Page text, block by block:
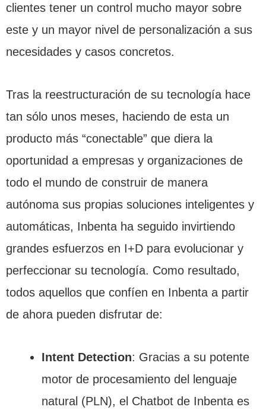
clientes tener un control mucho mayor sobre
este y un mayor nivel de personalización a sus
necesidades y casos concretos.
Tras la reestructuración de su tecnología hace
tan sólo unos meses, haciendo de esta un
producto más “conectable” que diera la
oportunidad a empresas y organizaciones de
todo el mundo de construir de manera
autónoma sus propias soluciones inteligentes y
automáticas, Inbenta ha seguido invirtiendo
grandes esfuerzos en I+D para evolucionar y
perfeccionar su tecnología. Como resultado,
todos aquellos que confíen en Inbenta a partir
de ahora pueden disfrutar de:
Intent Detection: Gracias a su potente
motor de procesamiento del lenguaje
natural (PLN), el Chatbot de Inbenta es